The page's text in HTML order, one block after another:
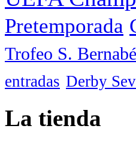
Pretemporada
Trofeo S.
entradas Derby
La tienda